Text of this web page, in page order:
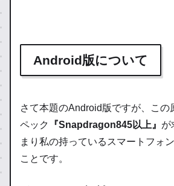
Android版について
さて本題のAndroid版ですが、この
ペック
『Snapdragon845以上』 が
まり私の持っているスマートフォ
ことです。